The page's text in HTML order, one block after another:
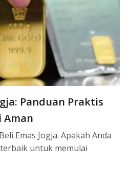
Panduan Praktis
Aman
Emas Jogja. Apakah Anda
untuk memulai